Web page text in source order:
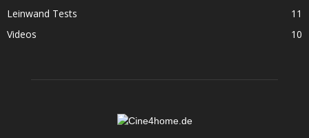
Leinwand Tests
11
Videos
10